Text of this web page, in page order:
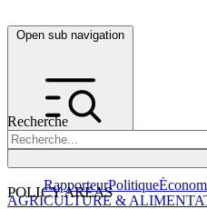
Open sub navigation
Recherche
POLICY AREAS
RapporteurPolitique
AGRICULTURE &